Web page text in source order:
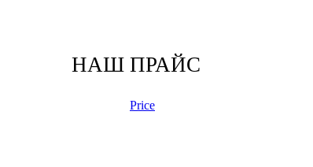
НАШ ПРАЙС